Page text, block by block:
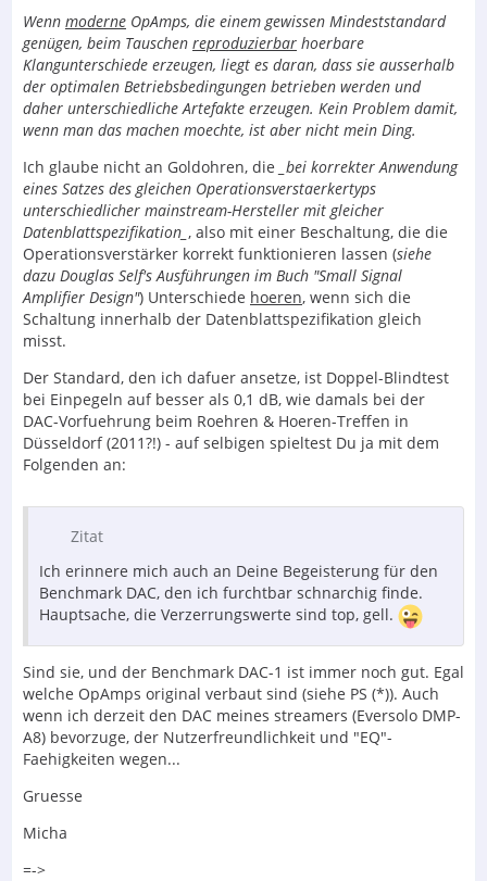
Wenn moderne OpAmps, die einem gewissen Mindeststandard
genügen, beim Tauschen reproduzierbar hoerbare
Klangunterschiede erzeugen, liegt es daran, dass sie ausserhalb
der optimalen Betriebsbedingungen betrieben werden und
daher unterschiedliche Artefakte erzeugen. Kein Problem damit,
wenn man das machen moechte, ist aber nicht mein Ding.
Ich glaube nicht an Goldohren, die _bei korrekter Anwendung
eines Satzes des gleichen Operationsverstaerkertyps
unterschiedlicher mainstream-Hersteller mit gleicher
Datenblattspezifikation_ , also mit einer Beschaltung, die die
Operationsverstärker korrekt funktionieren lassen (siehe
dazu Douglas Self's Ausführungen im Buch "Small Signal
Amplifier Design") Unterschiede hoeren, wenn sich die
Schaltung innerhalb der Datenblattspezifikation gleich
misst.
Der Standard, den ich dafuer ansetze, ist Doppel-Blindtest
bei Einpegeln auf besser als 0,1 dB, wie damals bei der
DAC-Vorfuehrung beim Roehren & Hoeren-Treffen in
Düsseldorf (2011?!) - auf selbigen spieltest Du ja mit dem
Folgenden an:
Zitat
Ich erinnere mich auch an Deine Begeisterung für den
Benchmark DAC, den ich furchtbar schnarchig finde.
Hauptsache, die Verzerrungswerte sind top, gell.
Sind sie, und der Benchmark DAC-1 ist immer noch gut. Egal
welche OpAmps original verbaut sind (siehe PS (*)). Auch
wenn ich derzeit den DAC meines streamers (Eversolo DMP-
A8) bevorzuge, der Nutzerfreundlichkeit und "EQ"-
Faehigkeiten wegen...
Gruesse
Micha
=->